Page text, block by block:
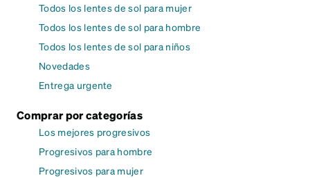
Todos los lentes de sol para mujer
Todos los lentes de sol para hombre
Todos los lentes de sol para niños
Novedades
Entrega urgente
Comprar por categorías
Los mejores progresivos
Progresivos para hombre
Progresivos para mujer